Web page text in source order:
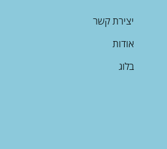
יצירת קשר
אודות
בלוג